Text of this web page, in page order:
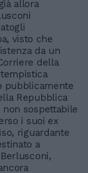
allora
visto che
da un
della
pubblicamente
Repubblica
sospettabile
i suoi ex
riguardante
a